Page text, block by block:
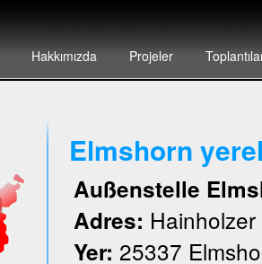
Hakkımızda Projeler
Elmshorn
Außenstelle
Adres:
Yer: 25337